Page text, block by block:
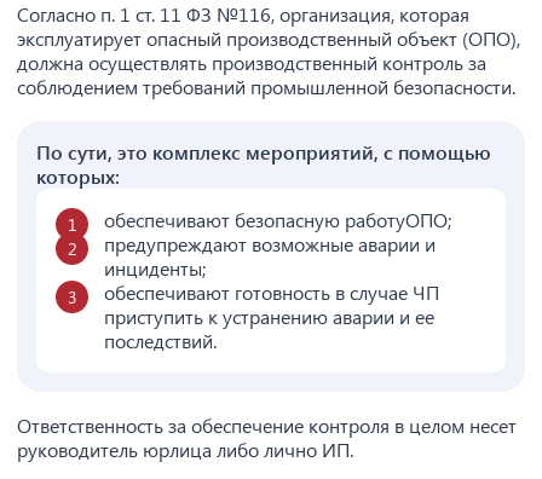
Согласно п. 1 ст. 11 ФЗ №116, организация, которая
эксплуатирует опасный производственный объект (ОПО),
должна осуществлять производственный контроль за
соблюдением требований промышленной безопасности.
По сути, это комплекс мероприятий, с помощью
которых:
обеспечивают безопасную работуОПО;
предупреждают возможные аварии и
инциденты;
обеспечивают готовность в случае ЧП
приступить к устранению аварии и ее
последствий.
Ответственность за обеспечение контроля в целом несет
руководитель юрлица либо лично ИП.